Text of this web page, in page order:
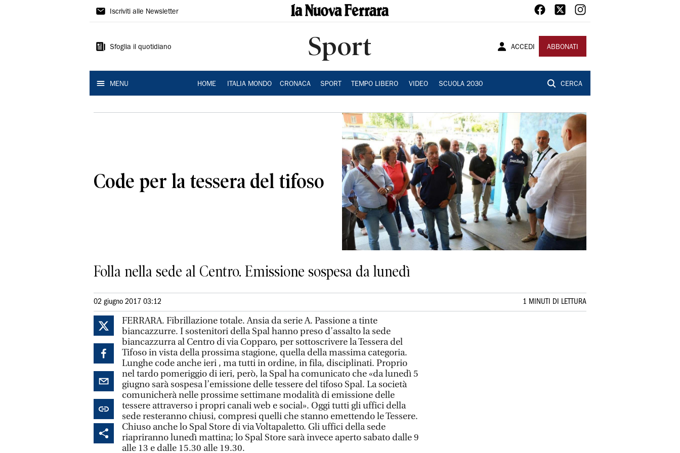
La
Ferrara
Iscriviti alle Newsletter
Sfoglia il quotidiano Sport ACCEDI ABBONATI
MENU HOME ITALIA MONDO CRONACA SPORT TEMPO LIBERO VIDEO SCUOLA 2030 CERCA
Code per la tessera del tifoso
Folla nella sede al Centro. Emissione sospesa da lunedì
02 giugno 2017 03:12 1 MINUTI DI LETTURA
FERRARA. Fibrillazione totale. Ansia da serie A. Passione a tinte
biancazzurre. I sostenitori della Spal hanno preso d’assalto la sede
biancazzurra al Centro di via Copparo, per sottoscrivere la Tessera del
Tifoso in vista della prossima stagione, quella della massima categoria.
Lunghe code anche ieri , ma tutti in ordine, in fila, disciplinati. Proprio
nel tardo pomeriggio di ieri, però, la Spal ha comunicato che «da lunedì 5
giugno sarà sospesa l’emissione delle tessere del tifoso Spal. La società
comunicherà nelle prossime settimane modalità di emissione delle
tessere attraverso i propri canali web e social». Oggi tutti gli uffici della
sede resteranno chiusi, compresi quelli che stanno emettendo le Tessere.
Chiuso anche lo Spal Store di via Voltapaletto. Gli uffici della sede
riapriranno lunedì mattina; lo Spal Store sarà invece aperto sabato dalle 9
alle 13 e dalle 15.30 alle 19.30.